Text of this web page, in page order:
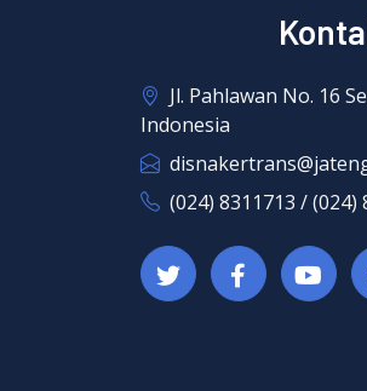
Jl. Pahlawan No. 16
Indonesia
(024) 8311713 / (024)